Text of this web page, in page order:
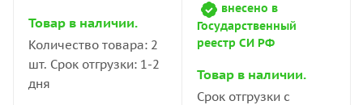
Товар в наличии.
Количество товара: 2
шт. Срок отгрузки: 1-2
дня
внесено в
Государственный
реестр СИ РФ
Товар в наличии.
Срок отгрузки с